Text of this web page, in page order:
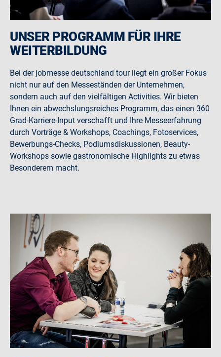
UNSER PROGRAMM FÜR IHRE
WEITERBILDUNG
Bei der jobmesse deutschland tour liegt ein großer Fokus
nicht nur auf den Messeständen der Unternehmen,
sondern auch auf den vielfältigen Activities. Wir bieten
Ihnen ein abwechslungsreiches Programm, das einen 360
Grad-Karriere-Input verschafft und Ihre Messeerfahrung
durch Vorträge & Workshops, Coachings, Fotoservices,
Bewerbungs-Checks, Podiumsdiskussionen, Beauty-
Workshops sowie gastronomische Highlights zu etwas
Besonderem macht.